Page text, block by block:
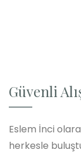
Güvenli
Eslem İnci
herkesle